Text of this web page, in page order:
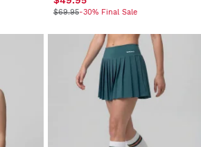
$69.95-30% Final Sale